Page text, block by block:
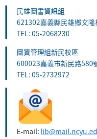
民雄圖書資訊組
621302嘉義縣民雄鄉文
TEL: 05-2068230
圖資管理組新民校區
600023嘉義市新民路580
TEL: 05-2732972
E-mail: